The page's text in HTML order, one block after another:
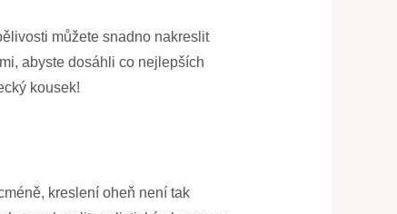
můžete snadno nakreslit
abyste dosáhli co nejlepších
kousek!
kreslení oheň není tak